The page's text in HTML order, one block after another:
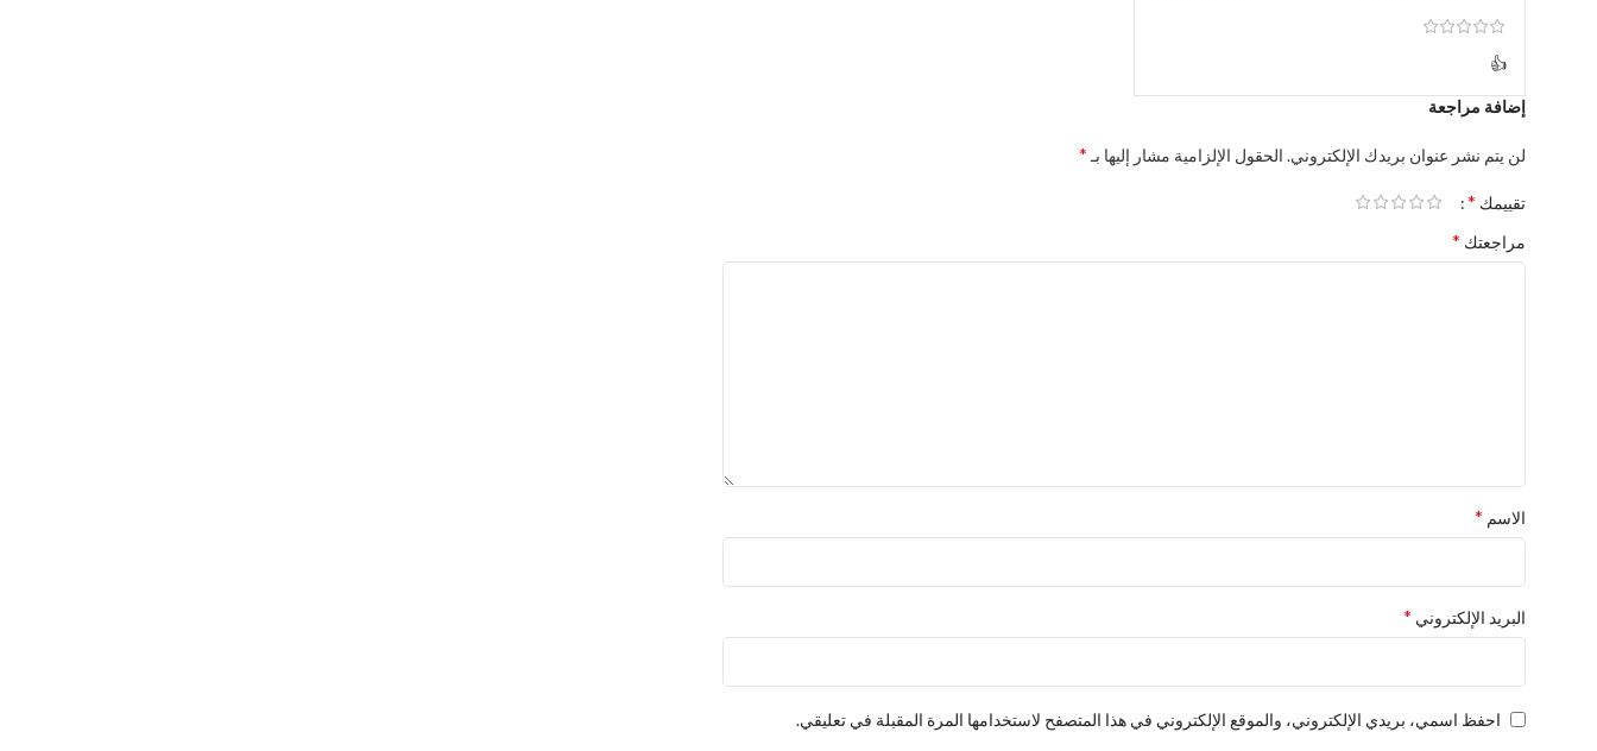
👍
إضافة مراجعة
لن يتم نشر عنوان بريدك الإلكتروني. الحقول الإلزامية مشار إليها بـ *
تقييمك *
مراجعتك *
الاسم *
البريد الإلكتروني *
احفظ اسمي، بريدي الإلكتروني، والموقع الإلكتروني في هذا المتصفح لاستخدامها المرة المقبلة في تعليقي.